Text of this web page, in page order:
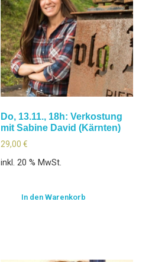
Do, 13.11., 18h: Verkostung
mit Sabine David (Kärnten)
29,00 €
inkl. 20 % MwSt.
In den Warenkorb